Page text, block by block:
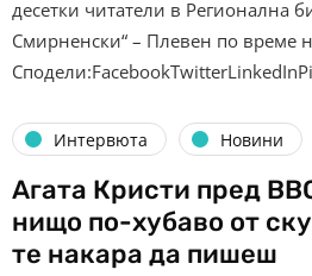
десетки читатели в Регионална
Смирненски“ – Плевен по време
Интервюта Новини
Агата Кристи пред
нищо по-хубаво от
те накара да пишеш